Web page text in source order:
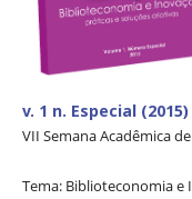
v. 1 n. Especial (2015)
VII Semana Acadêmica
Tema: Biblioteconomia e